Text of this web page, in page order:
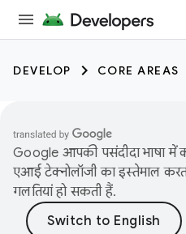
DEVELOP CORE AREAS
Google आपकी पसंदीदा भाषा में
एआई टेक्नोलॉजी का इस्तेमाल
गलतियां हो सकती हैं.